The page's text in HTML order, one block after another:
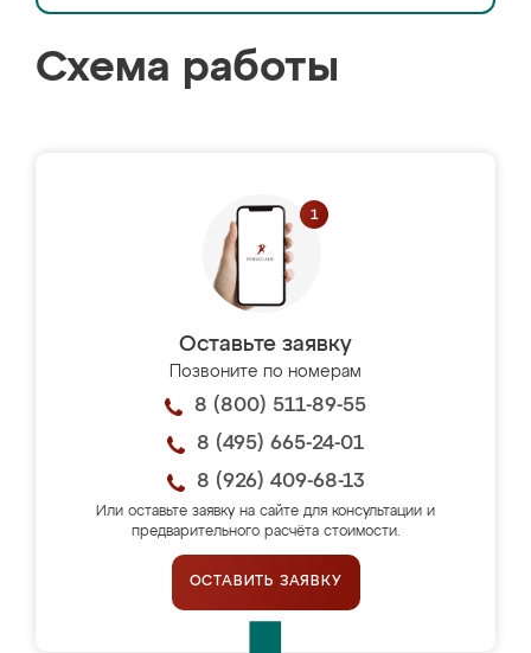
Схема работы
Оставьте заявку
Позвоните по номерам
8 (800) 511-89-55
8 (495) 665-24-01
8 (926) 409-68-13
Или оставьте заявку на сайте для консультации и
предварительного расчёта стоимости.
ОСТАВИТЬ ЗАЯВКУ